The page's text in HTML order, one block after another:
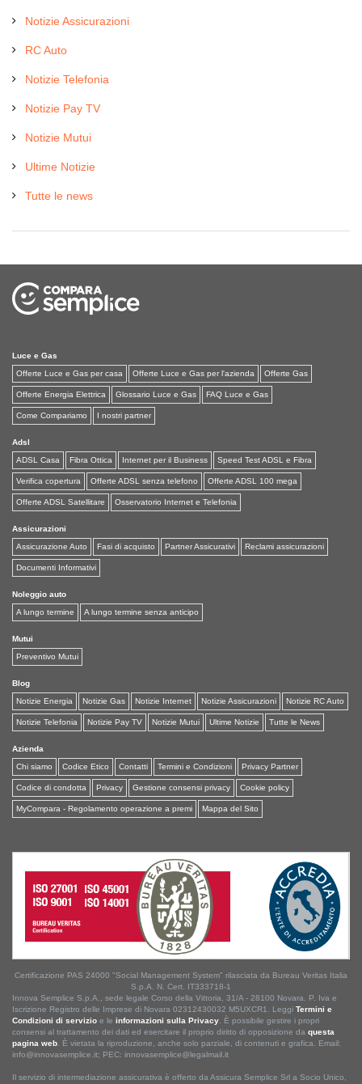
Notizie Assicurazioni
RC Auto
Notizie Telefonia
Notizie Pay TV
Notizie Mutui
Ultime Notizie
Tutte le news
Luce e Gas
Offerte Luce e Gas per casa
Offerte Luce e Gas per l'azienda Offerte Gas
Offerte Energia Elettrica Glossario Luce e Gas FAQ Luce e Gas
Come Compariamo I nostri partner
Adsl
ADSL Casa
Fibra Ottica Internet per il Business Speed Test ADSL e Fibra
Verifica copertura Offerte ADSL senza telefono Offerte ADSL 100 mega
Offerte ADSL Satellitare Osservatorio Internet e Telefonia
Assicurazioni
Assicurazione Auto
Fasi di acquisto Partner Assicurativi Reclami assicurazioni
Documenti Informativi
Noleggio auto
A lungo termine
A lungo termine senza anticipo
Mutui
Preventivo Mutui
Blog
Notizie Energia
Notizie Gas Notizie Internet Notizie Assicurazioni Notizie RC Auto
Notizie Telefonia Notizie Pay TV Notizie Mutui Ultime Notizie Tutte le News
Azienda
Chi siamo
Codice Etico Contatti Termini e Condizioni Privacy Partner
Codice di condotta Privacy Gestione consensi privacy Cookie policy
MyCompara - Regolamento operazione a premi Mappa del Sito
Certificazione PAS 24000 "Social Management System" rilasciata da Bureau Veritas Italia
S.p.A. N. Cert. IT333718-1
Innova Semplice S.p.A., sede legale Corso della Vittoria, 31/A - 28100 Novara. P. Iva e
Iscrizione Registro delle Imprese di Novara 02312430032 M5UXCR1. Leggi Termini e
Condizioni di servizio e le informazioni sulla Privacy . È possibile gestire i propri
consensi al trattamento dei dati ed esercitare il proprio diritto di opposizione da questa
pagina web . È vietata la riproduzione, anche solo parziale, di contenuti e grafica. Email:
info@innovasemplice.it; PEC: innovasemplice@legalmail.it
Il servizio di intermediazione assicurativa è offerto da Assicura Semplice Srl a Socio Unico,